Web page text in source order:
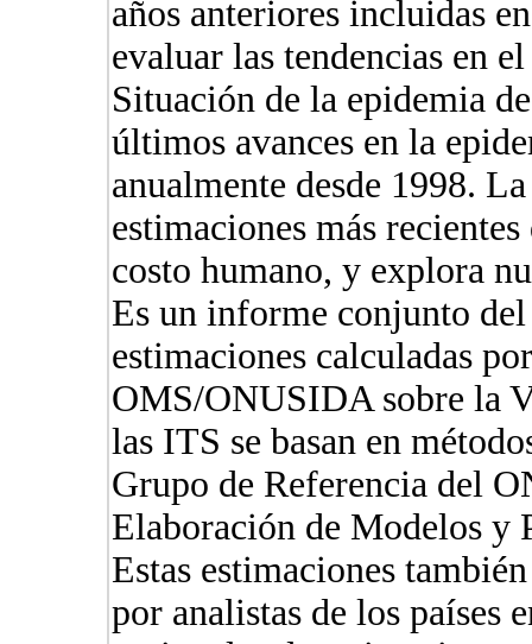
años anteriores incluidas
evaluar las tendencias en
Situación de la epidemia
últimos avances en la
anualmente desde 1998.
estimaciones más
costo humano, y explora
Es un informe conjunto
estimaciones calculadas
OMS/ONUSIDA sobre la
las ITS se basan en
Grupo de Referencia del
Elaboración de Modelos y
Estas estimaciones
por analistas de los países